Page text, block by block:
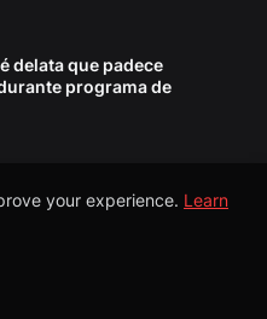
delata que padece
programa de
your experience. Learn